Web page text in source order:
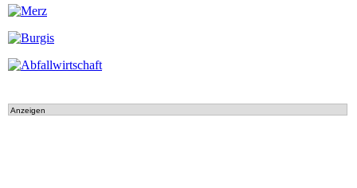
Anzeigen